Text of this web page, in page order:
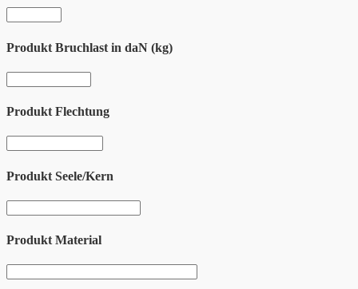
Produkt Bruchlast in daN (kg)
Produkt Flechtung
Produkt Seele/Kern
Produkt Material